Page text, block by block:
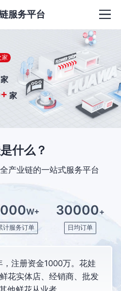
服务平台
家
家
家
什么？
产业链的一站式服务平台
W+
计服务订单
30000+
日均订单
注册资金1000万。花娃
花实体店、经销商、批发